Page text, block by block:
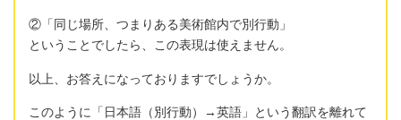
②「同じ場所、つまりある美術館内で別行動」
ということでしたら、この表現は使えません。
以上、お答えになっておりますでしょうか。
このように「日本語（別行動）→英語」という翻訳を離れて